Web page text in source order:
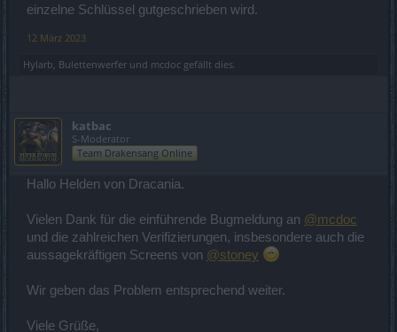
einzelne Schlüssel gutgeschrieben wird.
12 März 2023
Hylarb Bulettenwerfer und mcdoc gefällt dies.
katbac
S-Moderator
Team Drakensang Online
Hallo Helden von Dracania.
Vielen Dank für die einführende Bugmeldung an @mcdoc
und die zahlreichen Verifizierungen, insbesondere auch die
aussagekräftigen Screens von @stoney
Wir geben das Problem entsprechend weiter.
Viele Grüße,